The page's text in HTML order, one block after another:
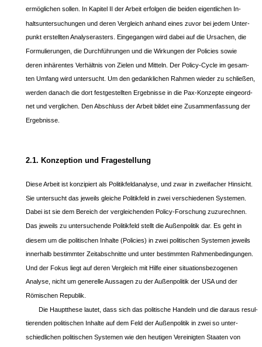
ermöglichen sollen. In Kapitel II der Arbeit erfolgen die beiden eigentlichen In-
haltsuntersuchungen und deren Vergleich anhand eines zuvor bei jedem Unter-
punkt erstellten Analyserasters. Eingegangen wird dabei auf die Ursachen, die
Formulierungen, die Durchführungen und die Wirkungen der Policies sowie
deren inhärentes Verhältnis von Zielen und Mitteln. Der Policy-Cycle im gesam-
ten Umfang wird untersucht. Um den gedanklichen Rahmen wieder zu schließen,
werden danach die dort festgestellten Ergebnisse in die Pax-Konzepte eingeord-
net und verglichen. Den Abschluss der Arbeit bildet eine Zusammenfassung der
Ergebnisse.
2.1. Konzeption und Fragestellung
Diese Arbeit ist konzipiert als Politikfeldanalyse, und zwar in zweifacher Hinsicht.
Sie untersucht das jeweils gleiche Politikfeld in zwei verschiedenen Systemen.
Dabei ist sie dem Bereich der vergleichenden Policy-Forschung zuzurechnen.
Das jeweils zu untersuchende Politikfeld stellt die Außenpolitik dar. Es geht in
diesem um die politischen Inhalte (Policies) in zwei politischen Systemen jeweils
innerhalb bestimmter Zeitabschnitte und unter bestimmten Rahmenbedingungen.
Und der Fokus liegt auf deren Vergleich mit Hilfe einer situationsbezogenen
Analyse, nicht um generelle Aussagen zu der Außenpolitik der USA und der
Römischen Republik.
Die Hauptthese lautet, dass sich das politische Handeln und die daraus resul-
tierenden politischen Inhalte auf dem Feld der Außenpolitik in zwei so unter-
schiedlichen politischen Systemen wie den heutigen Vereinigten Staaten von